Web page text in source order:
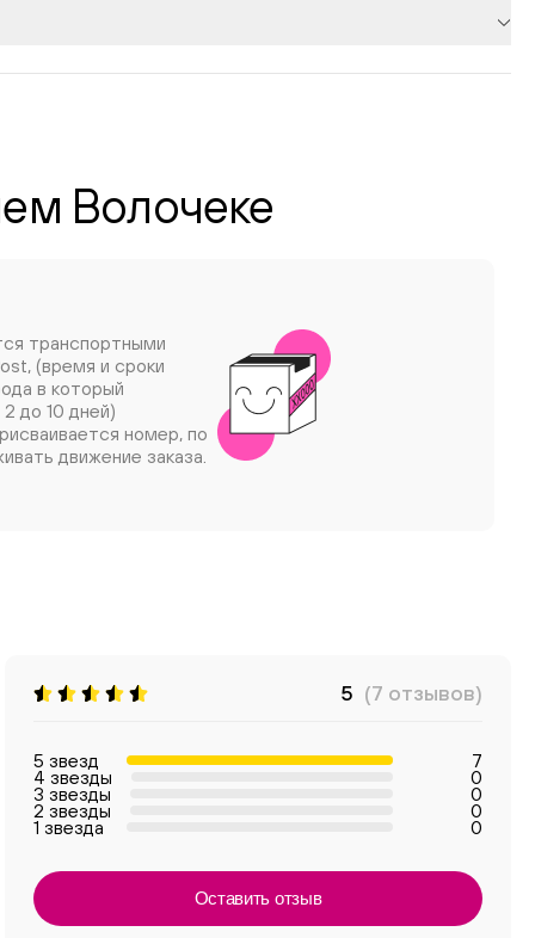
Волочеке
транспортными
(время и сроки
в который
до 10 дней)
номер, по
движение заказа.
5 (7 отзывов)
5 звезд 7
4 звезды 0
3 звезды 0
2 звезды 0
1 звезда 0
Оставить отзыв